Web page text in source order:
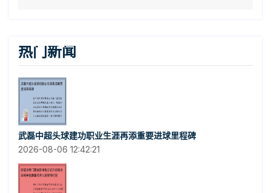
热门新闻
武磊中超头球建功职业生涯再添重要进球里程碑
2026-08-06 12:42:21